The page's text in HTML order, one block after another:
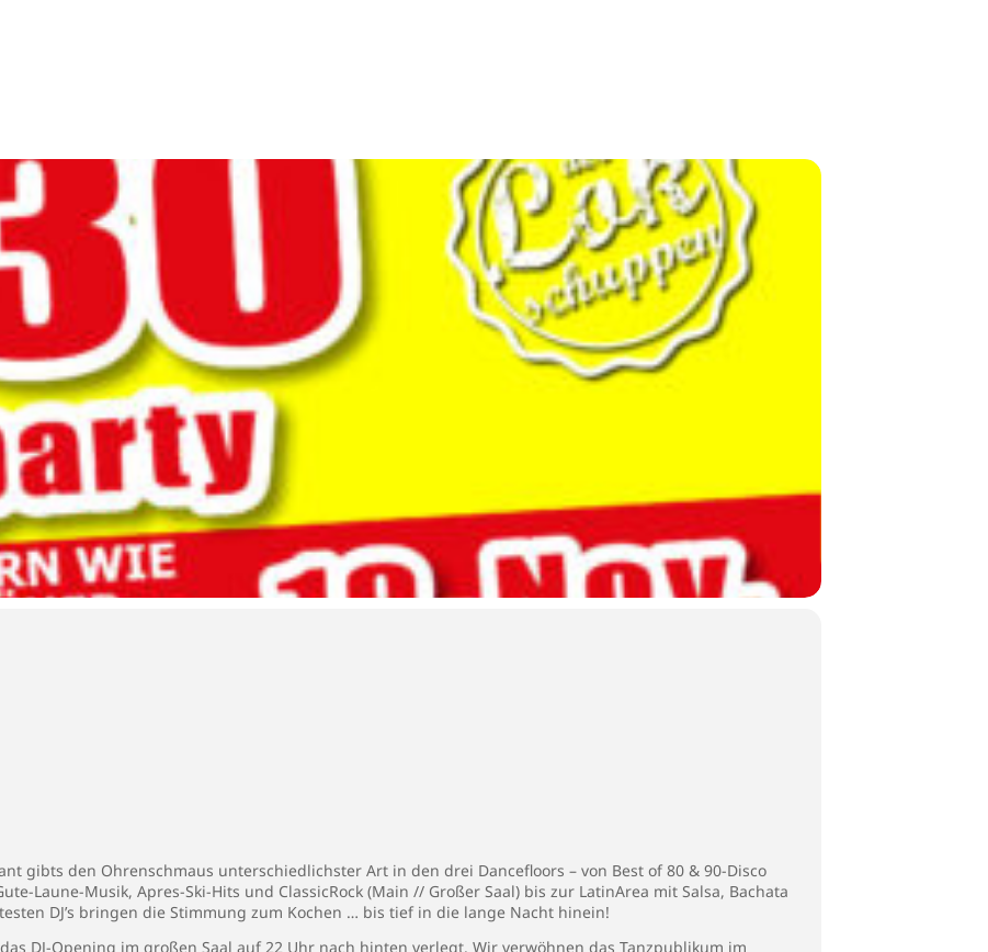
gibts den Ohrenschmaus unterschiedlichster Art in den drei Dancefloors – von Best of 80 & 90-Disco
Laune-Musik, Apres-Ski-Hits und ClassicRock (Main // Großer Saal) bis zur LatinArea mit Salsa, Bachata
DJ’s bringen die Stimmung zum Kochen … bis tief in die lange Nacht hinein!
DJ-Opening im großen Saal auf 22 Uhr nach hinten verlegt. Wir verwöhnen das Tanzpublikum im